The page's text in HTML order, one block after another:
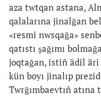
aza twtqan astana,
qalalarına jinalğan
«resmi nwsqağa»
qatıstı şağımı
joqtağan, istiñ ädil äri
kün boyı jinalıp
Twrğımbaevtıñ atına